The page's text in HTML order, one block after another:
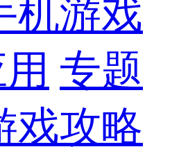
机游戏
专题
戏攻略